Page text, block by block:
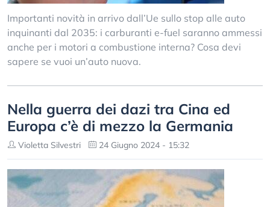
Importanti novità in arrivo dall’Ue sullo stop alle auto
inquinanti dal 2035: i carburanti e-fuel saranno ammessi
anche per i motori a combustione interna? Cosa devi
sapere se vuoi un’auto nuova.
Nella guerra dei dazi tra Cina ed
Europa c’è di mezzo la Germania
Violetta Silvestri 24 Giugno 2024 - 15:32